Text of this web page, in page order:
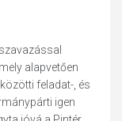
alapvetően
feladat-, és
igen